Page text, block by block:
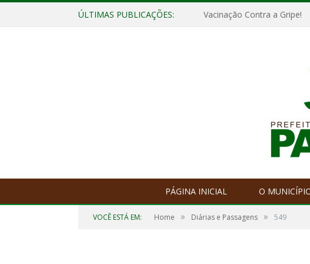
ÚLTIMAS PUBLICAÇÕES: Vacinação Contra a Gripe!
PÁGINA INICIAL O
VOCÊ ESTÁ EM: Home » Diárias e Passagens » 549